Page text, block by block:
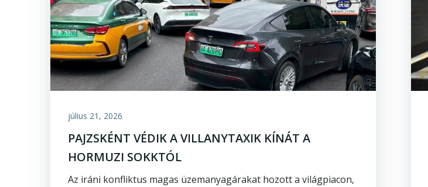
július 21, 2026
PAJZSKÉNT VÉDIK A VILLANYTAXIK KÍNÁT A
HORMUZI SOKKTÓL
Az iráni konfliktus magas üzemanyagárakat hozott a világpiacon,